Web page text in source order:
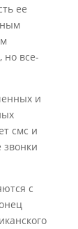
ее
но все-
и
смс и
с